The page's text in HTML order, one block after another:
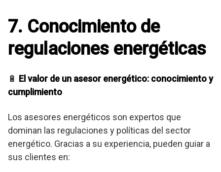
7. Conocimiento de
regulaciones energéticas
🔋 El valor de un asesor energético: conocimiento y
cumplimiento
Los asesores energéticos son expertos que
dominan las regulaciones y políticas del sector
energético. Gracias a su experiencia, pueden guiar a
sus clientes en: